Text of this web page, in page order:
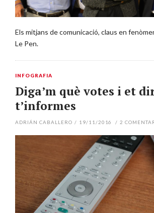
Els mitjans de comunicació, claus en
Le Pen.
INFOGRAFIA
Diga’m què votes i et
t’informes
ADRIÁN CABALLERO / 19/11/2016 / 2